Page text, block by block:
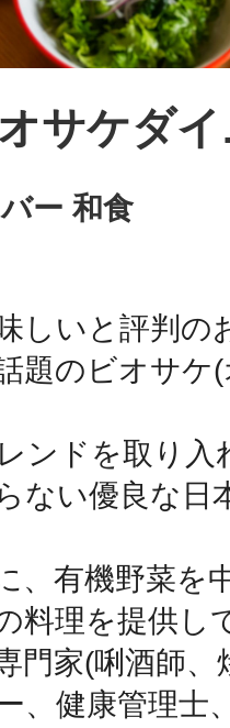
サケダ
ー 和食
しいと評判の
題のビオサケ
ンドを取り入
ない優良な日
、有機野菜を
料理を提供し
門家(唎酒師
、健康管理士